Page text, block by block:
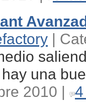
|
una
2010 |